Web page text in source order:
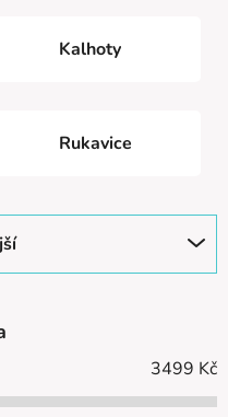
Kalhoty
Rukavice
3499 Kč